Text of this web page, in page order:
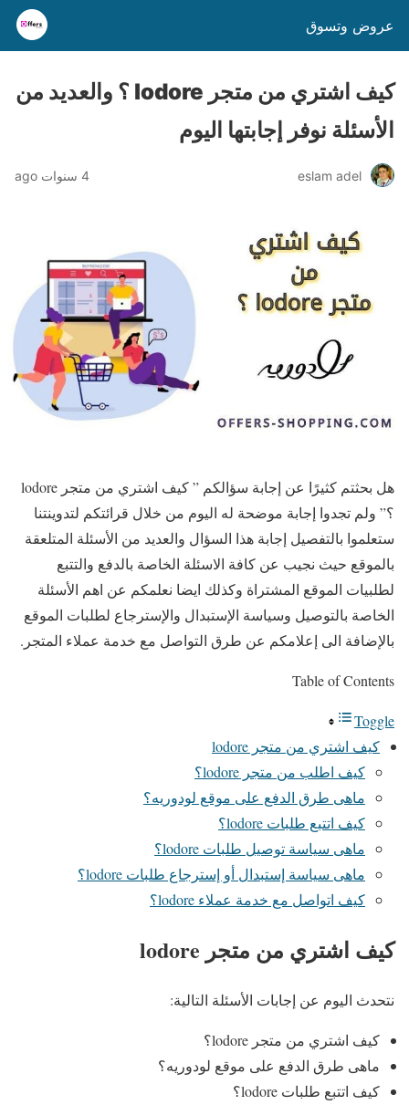
عروض وتسوق
كيف اشتري من متجر lodore ؟ والعديد من
الأسئلة نوفر إجابتها اليوم
eslam adel 4 سنوات ago
هل بحثتم كثيرًا عن إجابة سؤالكم ” كيف اشتري من متجر lodore
؟” ولم تجدوا إجابة موضحة له اليوم من خلال قرائتكم لتدوينتنا
ستعلموا بالتفصيل إجابة هذا السؤال والعديد من الأسئلة المتلعقة
بالموقع حيث نجيب عن كافة الاسئلة الخاصة بالدفع والتتبع
لطلبيات الموقع المشتراة وكذلك ايضا نعلمكم عن اهم الأسئلة
الخاصة بالتوصيل وسياسة الإستبدال والإسترجاع لطلبات الموقع
بالإضافة الى إعلامكم عن طرق التواصل مع خدمة عملاء المتجر.
Table of Contents
Toggle
كيف اشتري من متجر lodore
كيف اطلب من متجر lodore؟
ماهى طرق الدفع على موقع لودوريه؟
كيف اتتبع طلبات lodore؟
ماهى سياسة توصيل طلبات lodore؟
ماهى سياسة إستبدال أو إسترجاع طلبات lodore؟
كيف اتواصل مع خدمة عملاء lodore؟
كيف اشتري من متجر lodore
نتحدث اليوم عن إجابات الأسئلة التالية:
كيف اشتري من متجر lodore؟
ماهى طرق الدفع على موقع لودوريه؟
كيف اتتبع طلبات lodore؟